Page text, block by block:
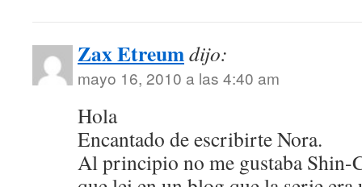
Zax Etreumdijo:
mayo 16, 2010 a las 4:40 am
Hola
Encantado de escribirte Nora.
Al principio no me gustaba Shin-